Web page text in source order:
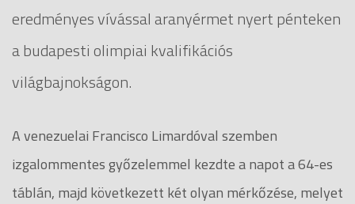
eredményes vívással aranyérmet nyert pénteken
a budapesti olimpiai kvalifikációs
világbajnokságon.
A venezuelai Francisco Limardóval szemben
izgalommentes győzelemmel kezdte a napot a 64-es
táblán, majd következett két olyan mérkőzése, melyet